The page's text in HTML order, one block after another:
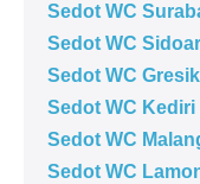
Sedot WC
Sedot WC
Sedot WC Gresik
Sedot WC Kediri
Sedot WC
Sedot WC